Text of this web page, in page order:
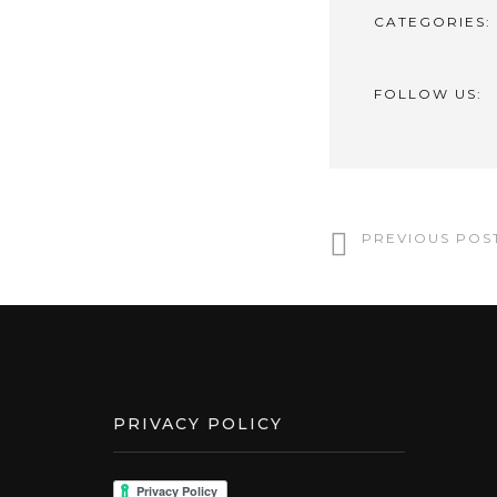
CATEGORIES:
FOLLOW US:
CONTINUE
PREVIOUS
PRIVACY POLICY